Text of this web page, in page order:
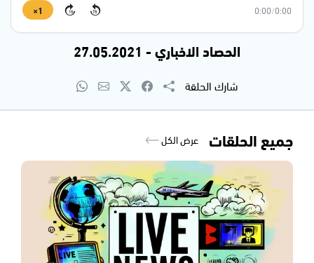
0:00
/
0:00
15
15
1×
الحصاد الاخباري - 27.05.2021
شارك الحلقة
جميع الحلقات عرض الكل